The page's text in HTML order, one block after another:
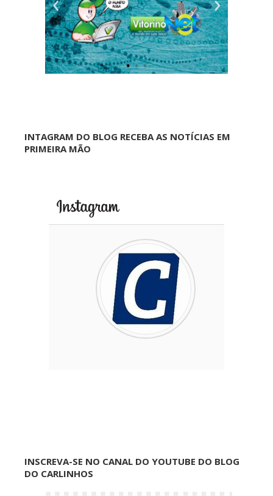
INTAGRAM DO BLOG RECEBA AS NOTÍCIAS EM
PRIMEIRA MÃO
INSCREVA-SE NO CANAL DO YOUTUBE DO BLOG
DO CARLINHOS